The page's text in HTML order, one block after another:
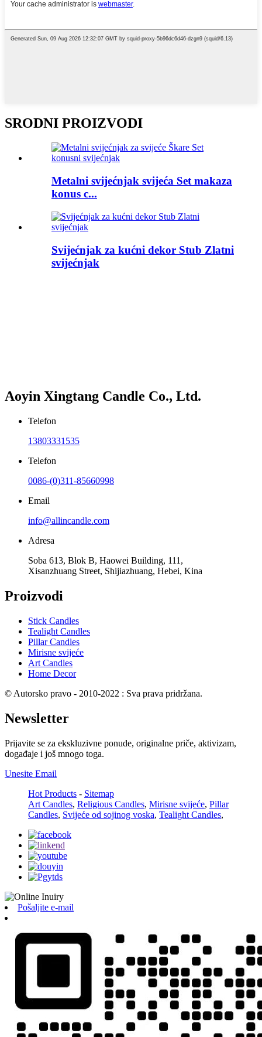
SRODNI PROIZVODI
Metalni svijećnjak svijeća Set makaza
konus c...
Svijećnjak za kućni dekor Stub Zlatni
svijećnjak
Aoyin Xingtang Candle Co., Ltd.
Telefon
13803331535
Telefon
0086-(0)311-85660998
Email
info@allincandle.com
Adresa
Soba 613, Blok B, Haowei Building, 111,
Xisanzhuang Street, Shijiazhuang, Hebei, Kina
Proizvodi
Stick Candles
Tealight Candles
Pillar Candles
Mirisne svijeće
Art Candles
Home Decor
© Autorsko pravo - 2010-2022 : Sva prava pridržana.
Newsletter
Prijavite se za ekskluzivne ponude, originalne priče, aktivizam,
događaje i još mnogo toga.
Unesite Email
Hot Products - Sitemap
Art Candles, Religious Candles, Mirisne svijeće, Pillar
Candles, Svijeće od sojinog voska, Tealight Candles,
Pošaljite e-mail